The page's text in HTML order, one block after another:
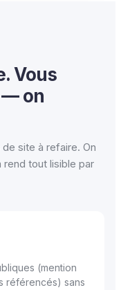
Vous
— on
site à refaire. On
tout lisible par
(mention
référencés) sans